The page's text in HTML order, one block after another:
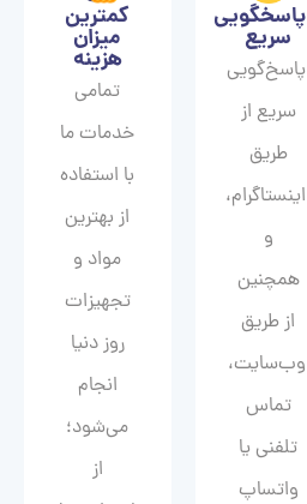
پاسخگویی
سریع
پاسخ‌گویی
سریع از
طریق
اینستاگرام،
و
همچنین
از طریق
وب‌سایت،
تماس
تلفنی یا
واتساپ
کمترین
میزان
هزینه
تمامی
خدمات ما
با استفاده
از بهترین
مواد و
تجهیزات
روز دنیا
انجام
می‌شود؛
از